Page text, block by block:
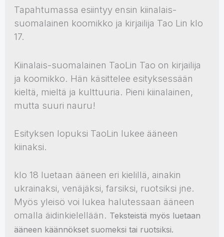
Tapahtumassa esiintyy ensin kiinalais-
suomalainen koomikko ja kirjailija Tao Lin klo
17.
Kiinalais-suomalainen TaoLin Tao on kirjailija
ja koomikko. Hän käsittelee esityksessään
kieltä, mieltä ja kulttuuria. Pieni kiinalainen,
mutta suuri nauru!
Esityksen lopuksi TaoLin lukee ääneen
kiinaksi.
klo 18 luetaan ääneen eri kielillä, ainakin
ukrainaksi, venäjäksi, farsiksi, ruotsiksi jne.
Myös yleisö voi lukea halutessaan ääneen
omalla äidinkielellään. Teksteistä myös luetaan
ääneen käännökset suomeksi tai ruotsiksi.